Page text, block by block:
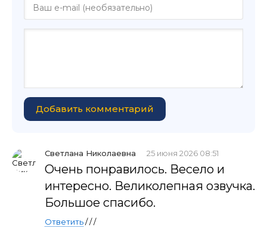
Добавить комментарий
Светлана Николаевна 25 июня 2026 08:51
Очень понравилось. Весело и
интересно. Великолепная озвучка.
Большое спасибо.
Ответить/ / /